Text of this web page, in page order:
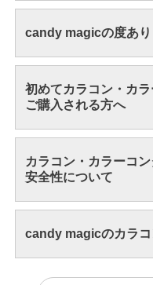
candy magicの度あ
初めてカラコン・カ
ご購入される方へ
カラコン・カラーコ
安全性について
candy magicのカラコ